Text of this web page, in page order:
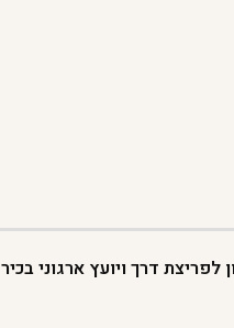
דרך ויועץ ארגוני בכיר